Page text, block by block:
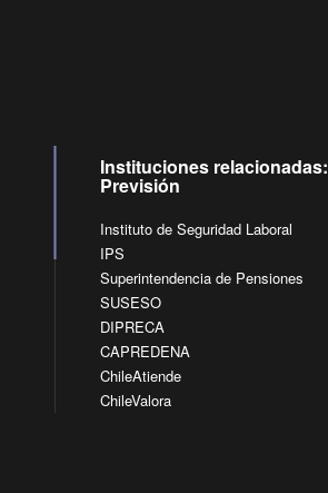
Instituciones relacionadas:
Previsión
Instituto de Seguridad Laboral
IPS
Superintendencia de Pensiones
SUSESO
DIPRECA
CAPREDENA
ChileAtiende
ChileValora